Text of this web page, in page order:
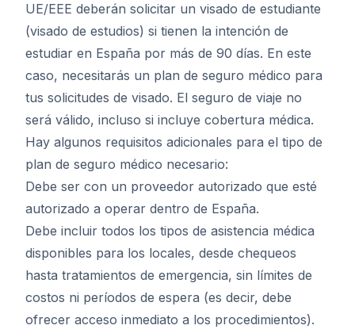
UE/EEE deberán solicitar un visado de estudiante
(visado de estudios) si tienen la intención de
estudiar en España por más de 90 días. En este
caso, necesitarás un plan de seguro médico para
tus solicitudes de visado. El seguro de viaje no
será válido, incluso si incluye cobertura médica.
Hay algunos requisitos adicionales para el tipo de
plan de seguro médico necesario:
Debe ser con un proveedor autorizado que esté
autorizado a operar dentro de España.
Debe incluir todos los tipos de asistencia médica
disponibles para los locales, desde chequeos
hasta tratamientos de emergencia, sin límites de
costos ni períodos de espera (es decir, debe
ofrecer acceso inmediato a los procedimientos).